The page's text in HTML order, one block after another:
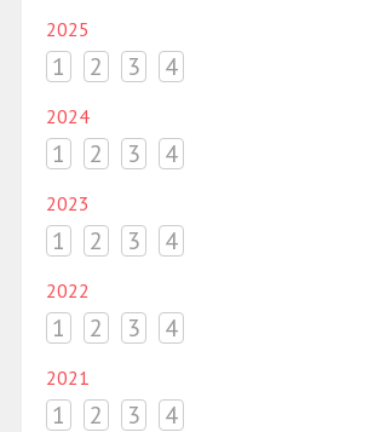
2025
1 2 3 4
2024
1 2 3 4
2023
1 2 3 4
2022
1 2 3 4
2021
1 2 3 4